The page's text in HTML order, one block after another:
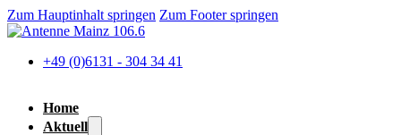
Zum Hauptinhalt springen Zum Footer springen
+49 (0)6131 - 304 34 41
Home
Aktuell